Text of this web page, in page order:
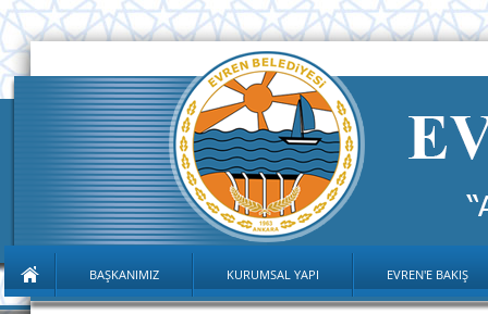
BAŞKANIMIZ KURUMSAL YAPI EVREN'E BAKIŞ